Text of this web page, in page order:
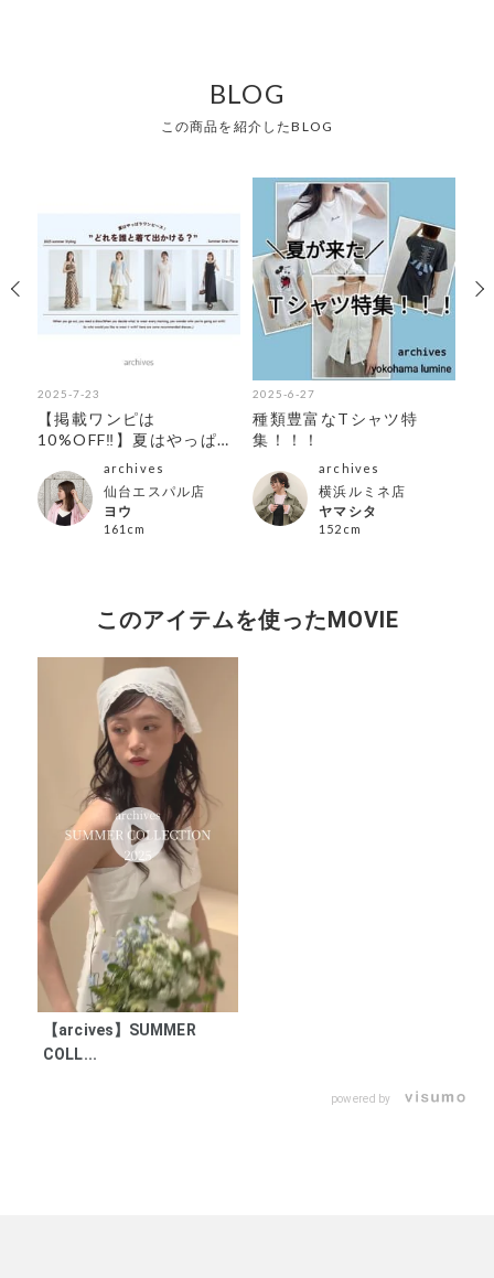
BLOG
この商品を紹介したBLOG
2025-7-23
【掲載ワンピは
10%OFF‼︎】夏はやっぱり
ワンピース！
archives
仙台エスパル店
ヨウ
161cm
2025-6-27
種類豊富なTシャツ特
集！！！
archives
横浜ルミネ店
ヤマシタ
152cm
このアイテムを使ったMOVIE
【arcives】SUMMER
COLL...
powered by